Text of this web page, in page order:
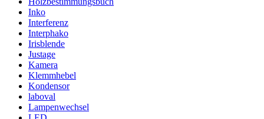
Inko
Interferenz
Interphako
Irisblende
Justage
Kamera
Klemmhebel
Kondensor
laboval
Lampenwechsel